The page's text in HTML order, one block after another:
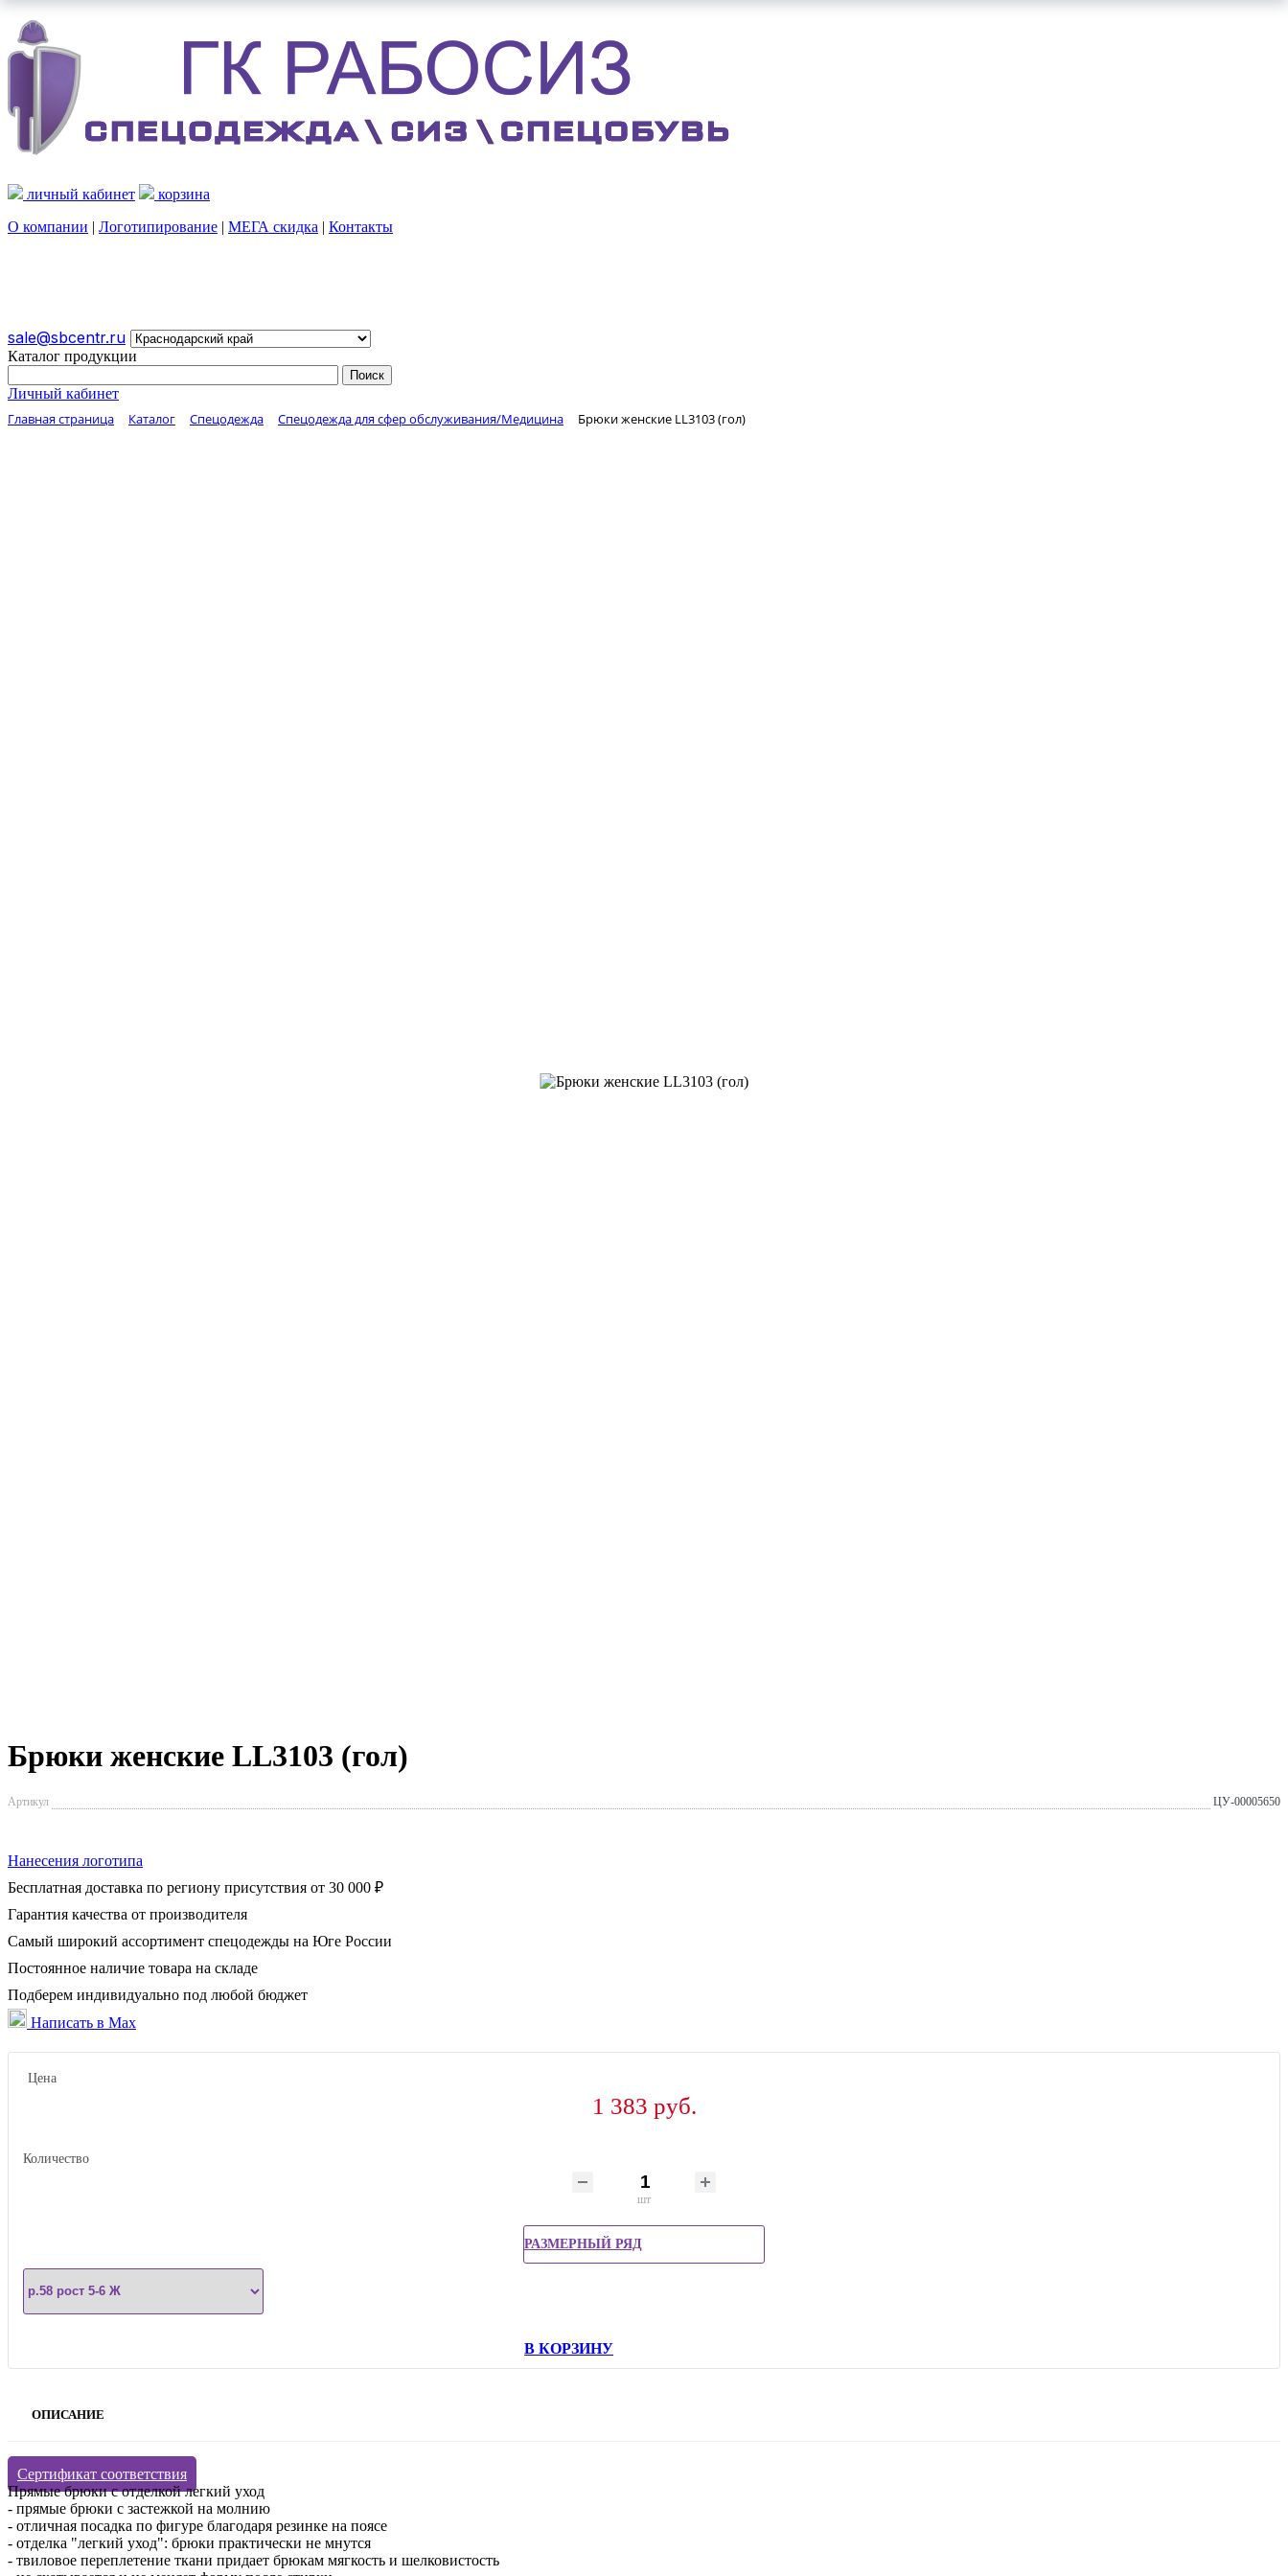
личный кабинет
корзина
О компании | Логотипирование | МЕГА скидка | Контакты
sale@sbcentr.ru
Каталог продукции
Личный кабинет
Главная страница Каталог Спецодежда Спецодежда для сфер обслуживания/Медицина Брюки женские LL3103 (гол)
Брюки женские LL3103 (гол)
Артикул ЦУ-00005650
Нанесения логотипа
Бесплатная доставка по региону присутствия от 30 000 ₽
Гарантия качества от производителя
Самый широкий ассортимент спецодежды на Юге России
Постоянное наличие товара на складе
Подберем индивидуально под любой бюджет
Написать в Max
Цена
1 383 руб.
Количество
шт
РАЗМЕРНЫЙ РЯД
В КОРЗИНУ
ОПИСАНИЕ
Сертификат соответствия
Прямые брюки с отделкой легкий уход
- прямые брюки с застежкой на молнию
- отличная посадка по фигуре благодаря резинке на поясе
- отделка "легкий уход": брюки практически не мнутся
- твиловое переплетение ткани придает брюкам мягкость и шелковистость